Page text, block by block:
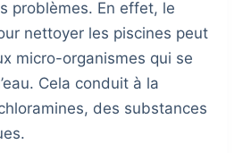
problèmes. En effet, le
nettoyer les piscines peut
micro-organismes qui se
Cela conduit à la
des substances